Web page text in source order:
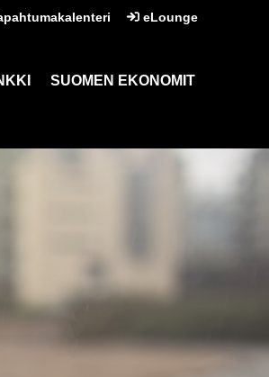
eLounge
SUOMEN EKONOMIT